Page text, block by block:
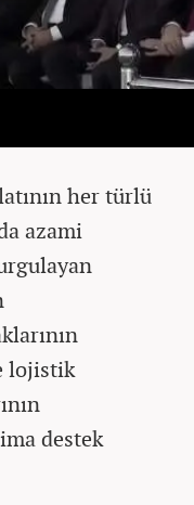
her türlü
azami
lojistik
destek